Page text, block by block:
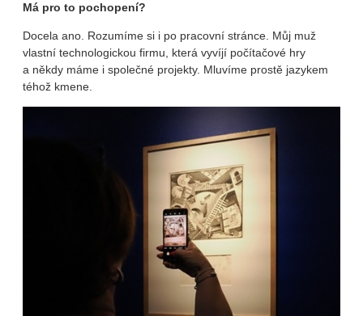
Má pro to pochopení?
Docela ano. Rozumíme si i po pracovní stránce. Můj muž
vlastní technologickou firmu, která vyvíjí počítačové hry
a někdy máme i společné projekty. Mluvíme prostě jazykem
téhož kmene.